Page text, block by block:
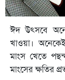
ঈদ উৎসবে
খাওয়া।
মাংস খেতে
মাংসের ক্ষতির